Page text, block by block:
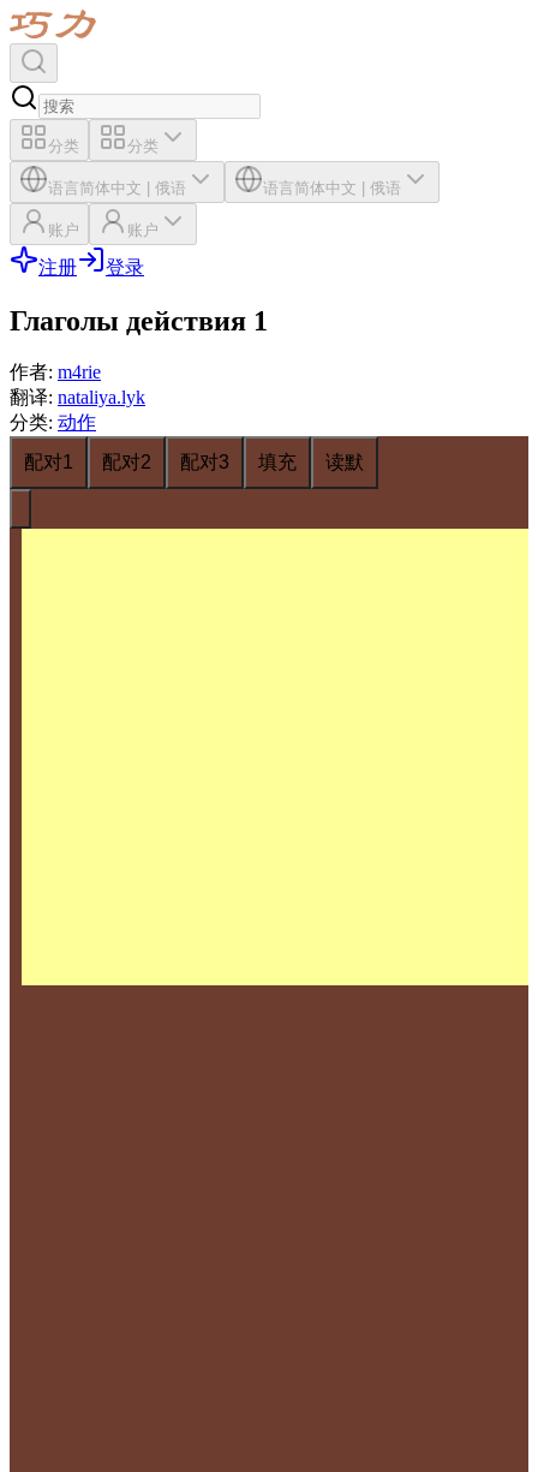
分类 分类
语言简体中文 | 俄语 语言简体中文 | 俄语
账户 账户
注册 登录
Глаголы действия 1
作者: m4rie
翻译: nataliya.lyk
分类: 动作
配对1
配对2 配对3 填充 读默